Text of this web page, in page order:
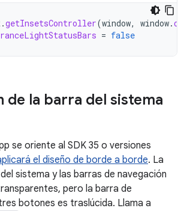
.getInsetsController(window, window.
= false
de la barra del sistema
se oriente al SDK 35 o versiones
el diseño de borde a borde. La
sistema y las barras de navegación
pero la barra de
botones es traslúcida. Llama a